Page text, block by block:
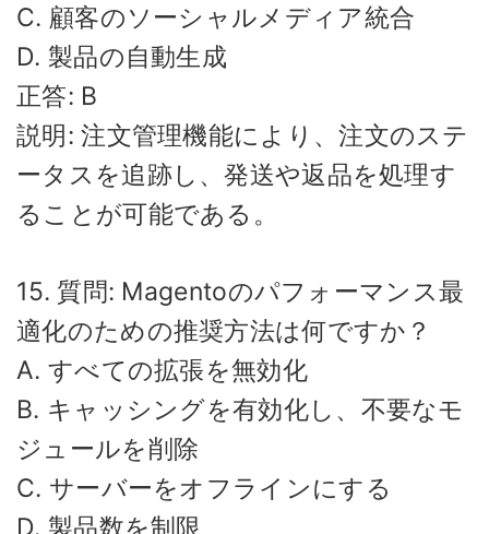
C. 顧客のソーシャルメディア統合
D. 製品の自動生成
正答: B
説明: 注文管理機能により、注文のステ
ータスを追跡し、発送や返品を処理す
ることが可能である。
15. 質問: Magentoのパフォーマンス最
適化のための推奨方法は何ですか？
A. すべての拡張を無効化
B. キャッシングを有効化し、不要なモ
ジュールを削除
C. サーバーをオフラインにする
D. 製品数を制限